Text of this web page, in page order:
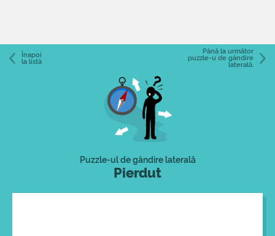
Înapoi
la listă
Până la următor
puzzle-u de gândire
laterală.
Puzzle-ul de gândire laterală
Pierdut